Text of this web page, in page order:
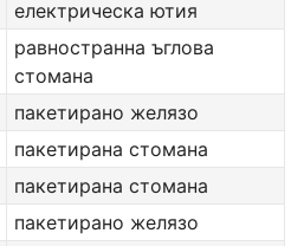
електрическа ютия
равностранна ъглова
стомана
пакетирано желязо
пакетирана стомана
пакетирана стомана
пакетирано желязо